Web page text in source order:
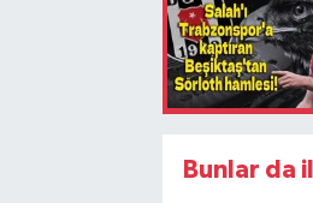
Bunlar da